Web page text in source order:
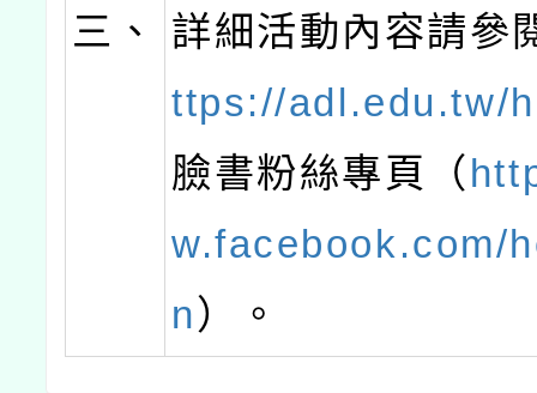
三、
詳細活動內容請參
ttps://adl.edu.tw/
臉書粉絲專頁（
w.facebook.com/
n）。